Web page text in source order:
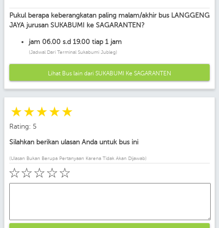
Pukul berapa keberangkatan paling malam/akhir bus LANGGENG
JAYA jurusan SUKABUMI ke SAGARANTEN?
jam 06.00 s.d 19.00 tiap 1 jam
(Jadwal Dari Terminal Sukabumi Jubleg)
Lihat Bus lain dari SUKABUMI Ke SAGARANTEN
☆
☆
☆
☆
☆
Rating: 5
Silahkan berikan ulasan Anda untuk bus ini
(Ulasan Bukan Berupa Pertanyaan Karena Tidak Akan Dijawab)
☆
☆
☆
☆
☆